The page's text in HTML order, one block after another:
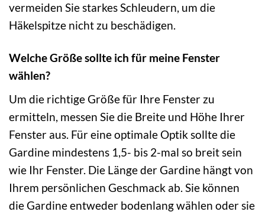
vermeiden Sie starkes Schleudern, um die
Häkelspitze nicht zu beschädigen.
Welche Größe sollte ich für meine Fenster
wählen?
Um die richtige Größe für Ihre Fenster zu
ermitteln, messen Sie die Breite und Höhe Ihrer
Fenster aus. Für eine optimale Optik sollte die
Gardine mindestens 1,5- bis 2-mal so breit sein
wie Ihr Fenster. Die Länge der Gardine hängt von
Ihrem persönlichen Geschmack ab. Sie können
die Gardine entweder bodenlang wählen oder sie